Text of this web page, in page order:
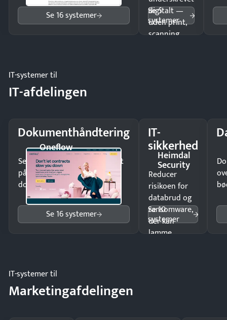
Se 16 systemer
digitalt —
uden print,
scanning
Se 5
systemer
IT-systemer til
IT-afdelingen
Dokumenthåndtering
Oneflow
Send kontrakter til underskrift
på minutter og mist ingen
dokumenter.
Se 16 systemer
IT-
sikkerhed
Heimdal
Security
Reducer
risikoen for
databrud og
ransomware,
der kan
lamme
Se 10
systemer
IT-systemer til
Marketingafdelingen